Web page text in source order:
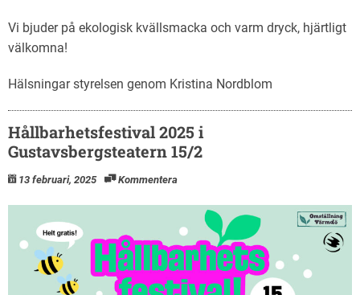
Vi bjuder på ekologisk kvällsmacka och varm dryck, hjärtligt
välkomna!
Hälsningar styrelsen genom Kristina Nordblom
Hållbarhetsfestival 2025 i
Gustavsbergsteatern 15/2
13 februari, 2025 Kommentera